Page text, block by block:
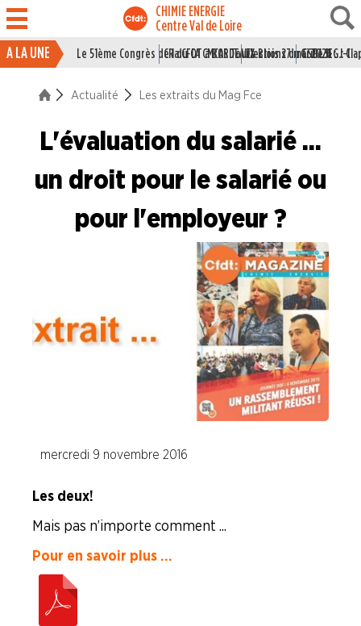
CHIMIE ENERGIE
Centre Val de Loire
ACTUALITÉ
La vie du Syndicat
Des branches professionne
A la "Une"
Syndicalisme HEBDO
Les extraits du Mag Fce
SERVICES
NOUS
BOITE
OUTILS
A LA UNE Le 51ème Congrès de la CFDT à BORDEAUX
CR du CA CMCAS Tours Blois 27 mai 2026
Elections du CSE LSI : J-1
Grille IEG :
Actualité Les extraits du Mag Fce
L'évaluation du salarié ...
un droit pour le salarié ou
pour l'employeur ?
mercredi 9 novembre 2016
Les deux !
Mais pas n’importe comment ...
Pour en savoir plus ...